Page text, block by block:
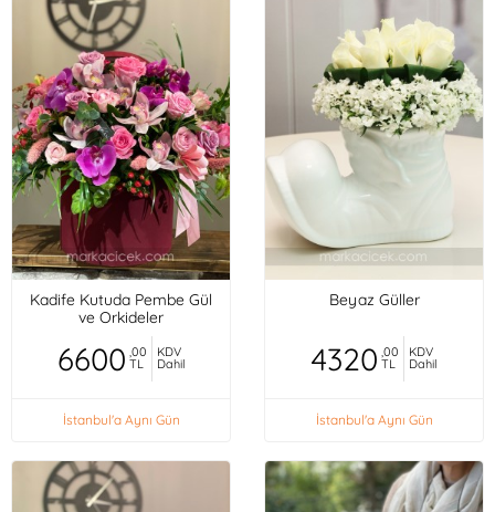
Kadife Kutuda Pembe Gül
ve Orkideler
6600 ,00
TL
KDV
Dahil
İstanbul'a Aynı Gün
Beyaz Güller
4320 ,00
TL
KDV
Dahil
İstanbul'a Aynı Gün